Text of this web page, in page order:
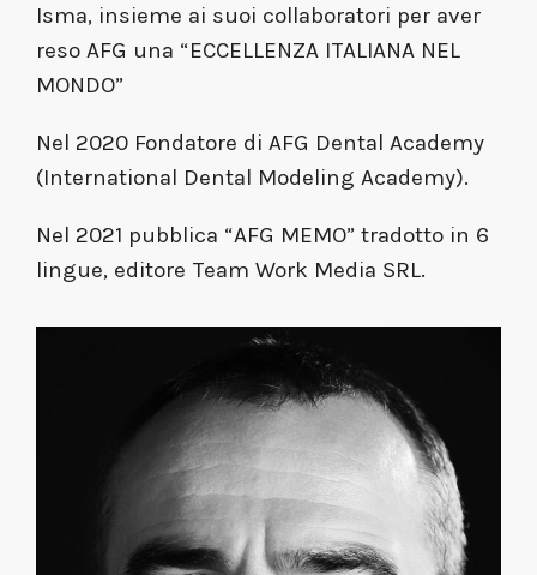
Isma, insieme ai suoi collaboratori per aver
reso AFG una “ECCELLENZA ITALIANA NEL
MONDO”
Nel 2020 Fondatore di AFG Dental Academy
(International Dental Modeling Academy).
Nel 2021 pubblica “AFG MEMO” tradotto in 6
lingue, editore Team Work Media SRL.